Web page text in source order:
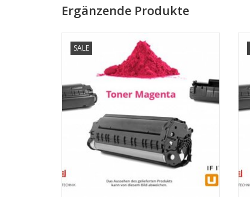
Ergänzende Produkte
SALE
Toner Magenta für UTAX 3206ci/ 3207ci
Lebensdauer 15.000 Seiten bei 5%
Farbdeckung
ZUM WARENKORB HINZUFÜGEN